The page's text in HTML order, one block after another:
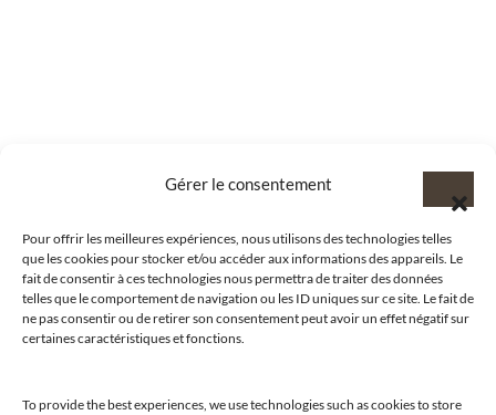
Gérer le consentement
Pour offrir les meilleures expériences, nous utilisons des technologies telles
que les cookies pour stocker et/ou accéder aux informations des appareils. Le
fait de consentir à ces technologies nous permettra de traiter des données
telles que le comportement de navigation ou les ID uniques sur ce site. Le fait de
ne pas consentir ou de retirer son consentement peut avoir un effet négatif sur
certaines caractéristiques et fonctions.
To provide the best experiences, we use technologies such as cookies to store